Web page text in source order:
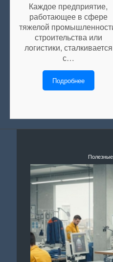
Каждое предприятие,
работающее в сфере
тяжелой
строительства или
логистики, сталкивается
с…
Подробнее